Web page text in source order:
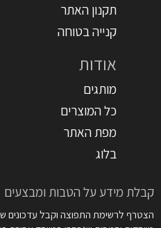
תקנון האתר
קנייה בטוחה
אודות
מותגים
כל המוצרים
מפת האתר
בלוג
קבלת מידע על הטבות ומבצעים
הצטרף לרשימת התפוצה וקבל עדכונים